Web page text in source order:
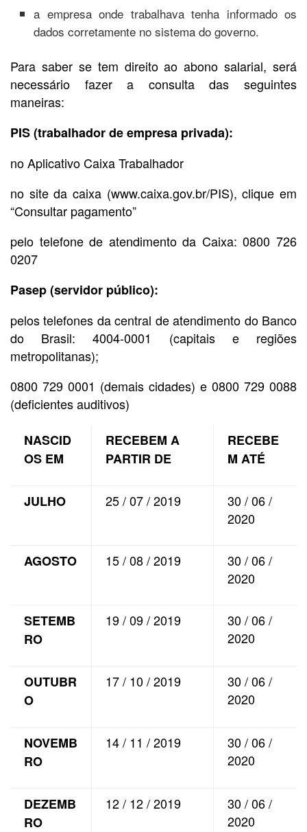
a empresa onde trabalhava tenha informado os
dados corretamente no sistema do governo.
Para saber se tem direito ao abono salarial, será
necessário fazer a consulta das seguintes
maneiras:
PIS (trabalhador de empresa privada):
no Aplicativo Caixa Trabalhador
no site da caixa (www.caixa.gov.br/PIS), clique em
“Consultar pagamento”
pelo telefone de atendimento da Caixa: 0800 726
0207
Pasep (servidor público):
pelos telefones da central de atendimento do Banco
do Brasil: 4004-0001 (capitais e regiões
metropolitanas);
0800 729 0001 (demais cidades) e 0800 729 0088
(deficientes auditivos)
NASCID
OS EM
RECEBEM A
PARTIR DE
RECEBE
M ATÉ
JULHO 25 / 07 / 2019
30 / 06 /
2020
AGOSTO 15 / 08 / 2019
30 / 06 /
2020
SETEMB
RO
19 / 09 / 2019
30 / 06 /
2020
OUTUBR
O
17 / 10 / 2019
30 / 06 /
2020
NOVEMB
RO
14 / 11 / 2019
30 / 06 /
2020
DEZEMB
RO
12 / 12 / 2019
30 / 06 /
2020